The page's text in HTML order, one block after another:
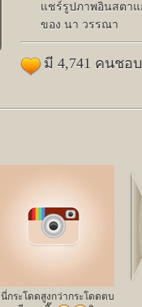
แชร์รูปภาพอินสตา
ของ นา วรรณา
มี 4,741 คนชอ
นี่กระโดดสูงกว่ากระโดดตบ